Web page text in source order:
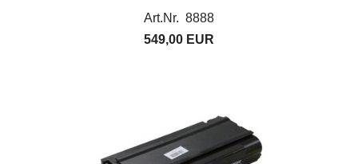
Art.Nr. 8888
549,00 EUR